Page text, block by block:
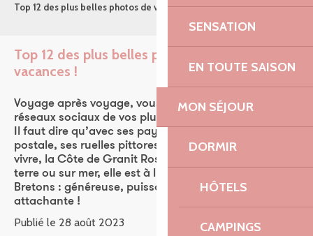
SENSATION
EN TOUTE SAISON
MON SÉJOUR
DORMIR
HÔTELS
CAMPINGS
Top 12 des plus belles photos de vos vacances !
Top 12 des plus belles photos de vos
vacances !
Voyage après voyage, vous avez éclaboussé les
réseaux sociaux de vos plus belles photos souvenirs !
Il faut dire qu’avec ses paysages aux allures de carte
postale, ses ruelles pittoresques et sa douceur de
vivre, la Côte de Granit Rose a de quoi charmer… Sur
terre ou sur mer, elle est à l’instar du caractère des
Bretons : généreuse, puissante…et terriblement
attachante !
Publié le 28 août 2023